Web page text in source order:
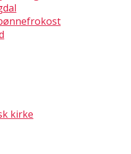
kirke